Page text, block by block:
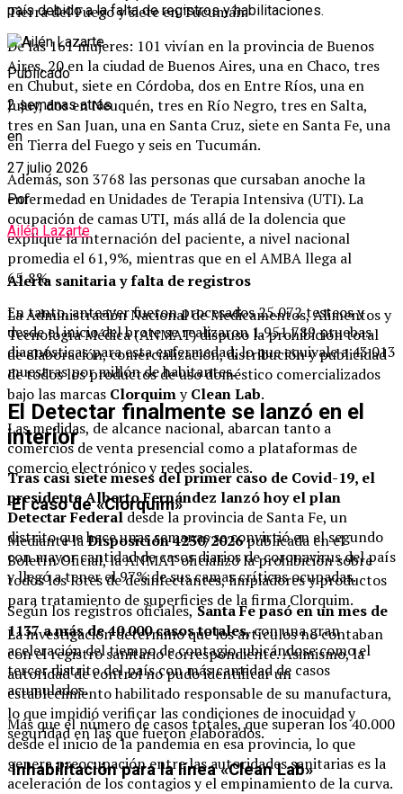
Tierra del Fuego y siete en Tucumán.
De las 161 mujeres: 101 vivían en la provincia de Buenos
Aires, 20 en la ciudad de Buenos Aires, una en Chaco, tres
en Chubut, siete en Córdoba, dos en Entre Ríos, una en
Jujuy, dos en Neuquén, tres en Río Negro, tres en Salta,
tres en San Juan, una en Santa Cruz, siete en Santa Fe, una
en Tierra del Fuego y seis en Tucumán.
Además, son 3768 las personas que cursaban anoche la
enfermedad en Unidades de Terapia Intensiva (UTI). La
ocupación de camas UTI, más allá de la dolencia que
explique la internación del paciente, a nivel nacional
promedia el 61,9%, mientras que en el AMBA llega al
65,8%.
En tanto, anteayer fueron procesados 25.072 testeos y
desde el inicio del brote se realizaron 1.951.789 pruebas
diagnósticas para esta enfermedad, lo que equivale a 43.013
muestras por millón de habitantes.
El Detectar finalmente se lanzó en el
interior
Tras casi siete meses del primer caso de Covid-19, el
presidente Alberto Fernández lanzó hoy el plan
Detectar Federal desde la provincia de Santa Fe, un
distrito que hace unas semanas se convirtió en el segundo
con mayor cantidad de casos diarios de coronavirus del país
y llegó a tener el 97% de sus camas críticas ocupadas.
Según los registros oficiales,Santa Fe pasó en un mes de
1137 a más de 40.000 casos totales, con una gran
aceleración del tiempo de contagio, ubicándose como el
tercer distrito del país con más cantidad de casos
acumulados.
Más que el número de casos totales, que superan los 40.000
desde el inicio de la pandemia en esa provincia, lo que
genera preocupación entre las autoridades sanitarias es la
aceleración de los contagios y el empinamiento de la curva.
país debido a la falta de registros y habilitaciones.
Publicado
2 semanas atrás
en
27 julio 2026
Por
Ailén Lazarte
Alerta sanitaria y falta de registros
La Administración Nacional de Medicamentos, Alimentos y
Tecnología Médica (ANMAT) dispuso la prohibición total
de elaboración, comercialización, distribución y publicidad
de todos los productos de uso doméstico comercializados
bajo las marcas ClorquimyClean Lab.
Las medidas, de alcance nacional, abarcan tanto a
comercios de venta presencial como a plataformas de
comercio electrónico y redes sociales.
El caso de «Clorquim»
Mediante laDisposición 4250/2026publicada en el
Boletín Oficial, la ANMAT oficializó la prohibición sobre
todos los lotes de desinfectantes, limpiadores y productos
para tratamiento de superficies de la firma Clorquim.
La investigación determinó que los artículos no contaban
con el registro sanitario correspondiente. Asimismo, la
autoridad de control no pudo identificar un
establecimiento habilitado responsable de su manufactura,
lo que impidió verificar las condiciones de inocuidad y
seguridad en las que fueron elaborados.
Inhabilitación para la línea «Clean Lab»